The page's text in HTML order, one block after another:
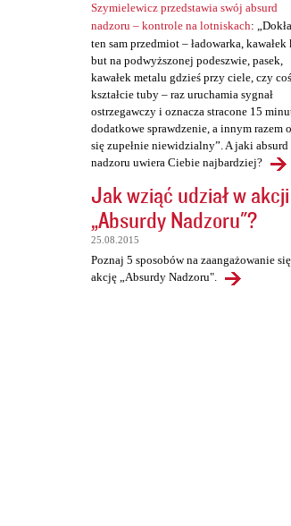
Szymielewicz przedstawia swój absurd
nadzoru – kontrole na lotniskach:
ten sam przedmiot – ładowarka, kawałek
but na podwyższonej podeszwie, pasek,
kawałek metalu gdzieś przy ciele, czy
kształcie tuby – raz uruchamia sygnał
ostrzegawczy i oznacza stracone 15
dodatkowe sprawdzenie, a innym razem
się zupełnie niewidzialny”. A jaki absurd
nadzoru uwiera Ciebie najbardziej?
Jak wziąć udział w akcji
„Absurdy Nadzoru"?
25.08.2015
Poznaj 5 sposobów na zaangażowanie
akcję „Absurdy Nadzoru".